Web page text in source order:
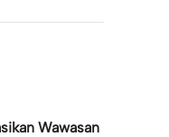
Wawasan